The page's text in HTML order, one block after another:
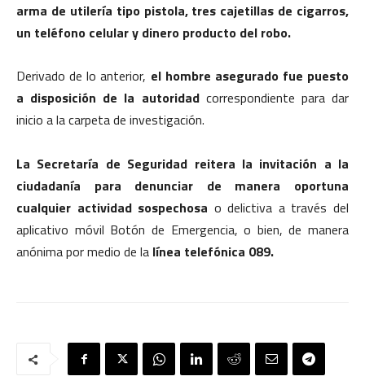
arma de utilería tipo pistola, tres cajetillas de cigarros,
un teléfono celular y dinero producto del robo.
Derivado de lo anterior, el hombre asegurado fue puesto
a disposición de la autoridadcorrespondiente para dar
inicio a la carpeta de investigación.
La Secretaría de Seguridad reitera la invitación a la
ciudadanía para denunciar de manera oportuna
cualquier actividad sospechosa o delictiva a través del
aplicativo móvil Botón de Emergencia, o bien, de manera
anónima por medio de la línea telefónica 089.